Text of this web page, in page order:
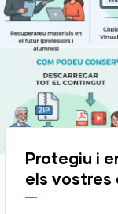
Protegiu i
els vostres